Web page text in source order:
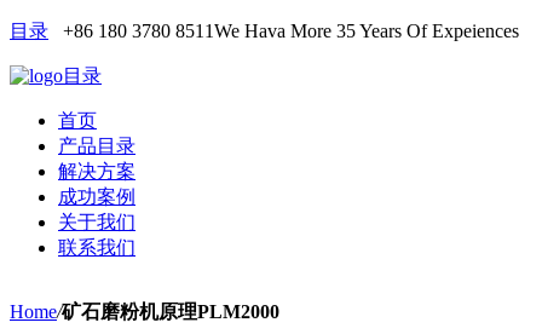
目录 +86 180 3780 8511We Hava More 35 Years Of Expeiences
目录
首页
产品目录
解决方案
成功案例
关于我们
联系我们
Home/矿石磨粉机原理PLM2000